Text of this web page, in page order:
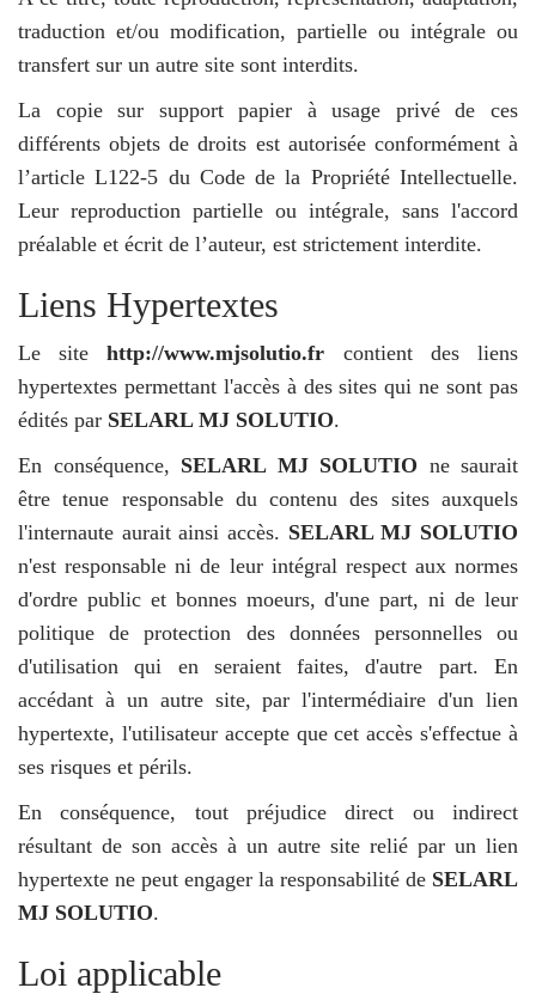
traduction et/ou modification, partielle ou intégrale ou
transfert sur un autre site sont interdits.
La copie sur support papier à usage privé de ces
différents objets de droits est autorisée conformément à
l’article L122-5 du Code de la Propriété Intellectuelle.
Leur reproduction partielle ou intégrale, sans l'accord
préalable et écrit de l’auteur, est strictement interdite.
Liens Hypertextes
Le sitehttp://www.mjsolutio.fr contient des liens
hypertextes permettant l'accès à des sites qui ne sont pas
édités par SELARL MJ SOLUTIO.
En conséquence, SELARL MJ SOLUTIO ne saurait
être tenue responsable du contenu des sites auxquels
l'internaute aurait ainsi accès. SELARL MJ SOLUTIO
n'est responsable ni de leur intégral respect aux normes
d'ordre public et bonnes moeurs, d'une part, ni de leur
politique de protection des données personnelles ou
d'utilisation qui en seraient faites, d'autre part. En
accédant à un autre site, par l'intermédiaire d'un lien
hypertexte, l'utilisateur accepte que cet accès s'effectue à
ses risques et périls.
En conséquence, tout préjudice direct ou indirect
résultant de son accès à un autre site relié par un lien
hypertexte ne peut engager la responsabilité de SELARL
MJ SOLUTIO.
Loi applicable